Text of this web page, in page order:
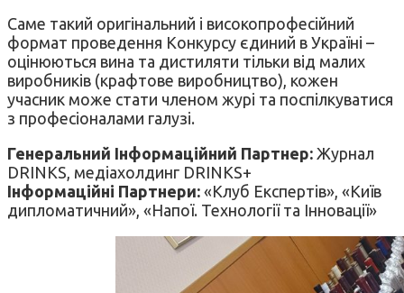
Саме такий оригінальний і високопрофесійний
формат проведення Конкурсу єдиний в Україні –
оцінюються вина та дистиляти тільки від малих
виробників (крафтове виробництво), кожен
учасник може стати членом журі та поспілкуватися
з професіоналами галузі.
Генеральний Інформаційний Партнер: Журнал
DRINKS, медіахолдинг DRINKS+
Інформаційні Партнери: «Клуб Експертів», «Київ
дипломатичний», «Напої. Технології та Інновації»